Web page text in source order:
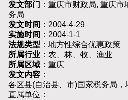
发文部门 ：重庆市财政局, 重庆
务局
发文时间 ：2004-4-29
实施时间 ：2004-1-1
法规类型 ：地方性综合优惠政策
所属行业 ：农、林、牧、渔业
所属区域 ：重庆
发文内容 ：
各区县(自治县、市)国家税务局
直属单位：